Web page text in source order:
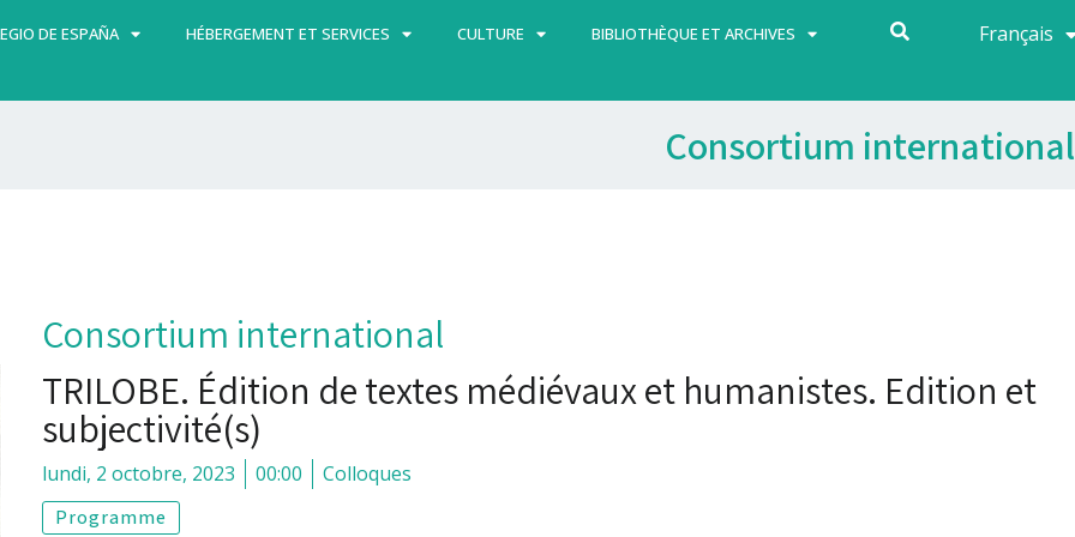
DE ESPAÑA HÉBERGEMENT ET SERVICES CULTURE BIBLIOTHÈQUE ET ARCHIVES Français
Español
Consortium international
Consortium international
TRILOBE. Édition de textes médiévaux et humanistes. Edition et
subjectivité(s)
lundi, 2 octobre, 2023 00:00 Colloques
Programme